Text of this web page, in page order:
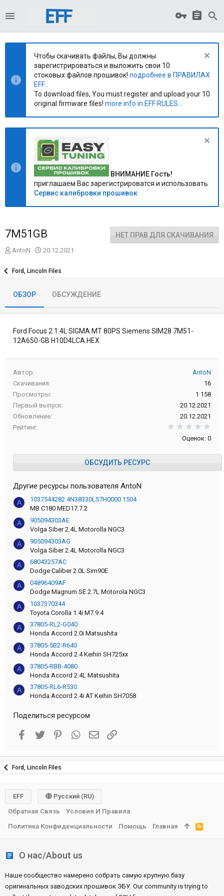
Чтобы скачивать файлы, Вы должны
зарегистрироваться и выложить свои 10
стоковых файлов прошивок! подробнее в ПРАВИЛАХ
EFF...
To download files, You must register and upload your 10
original firmware files! more info in EFF RULES...
ВНИМАНИЕ Гость!
приглашаем Вас зарегистрироватся и использовать
Сервис калибровки прошивок
7M51GB НЕТ ПРАВ ДЛЯ СКАЧИВАНИЯ
А
т
AntoN
Д
т
д
н
и
20.12.2021
Ford, Lincoln Files
ОБЗОР ОБСУЖДЕНИЕ
Ford Focus 2 1.4L SIGMA MT 80PS Siemens SIM28 7M51-
12A650-GB H10D4LCA.HEX
Автор
AntoN
Скачивания
16
Просмотры
1 158
Первый выпуск
20.12.2021
Обновление
20.12.2021
Рейтинг
Оценок: 0
ОБСУДИТЬ РЕСУРС
Другие ресурсы пользователя AntoN
A
1037544282 4N38330L57H0000 1504
MB C180 MED17.7.2
A
905094303AE
Volga Siber 2.4L Motorolla NGC3
A
905094303AG
Volga Siber 2.4L Motorolla NGC3
A
68043257AC
Dodge Caliber 2.0L Sim90E
A
04896409AF
Dodge Magnum SE 2.7L Motorola NGC3
A
1037370344
Toyota Corolla 1.4i M7.9.4
A
37805-RL2-G040
Honda Accord 2.0i Matsushita
A
37805-5B2-R640
Honda Accord 2.4 Keihin SH725xx
A
37805-RBB-4080
Honda Accord 2.4L Matsushita
A
37805-RL6-R530
Honda Accord 2.4i AT Keihin SH7058
Поделиться ресурсом
Facebook
Twitter PinterestWhatsAppЭлектронная почта
Ссылка
Ford, Lincoln Files
О нас/About us
Наше сообщество намерено собрать самую крупную базу
оригинальных заводских прошивок ЭБУ. Our community is trying to
EFF
Русский (RU)
Обратная Связь
Условия И Правила
Политика Конфиденциальности
Помощь Главная
R